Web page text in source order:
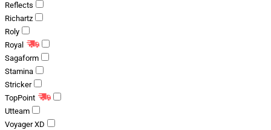
Reflects
Richartz
Roly
Royal
Sagaform
Stamina
Stricker
TopPoint
Utteam
Voyager XD